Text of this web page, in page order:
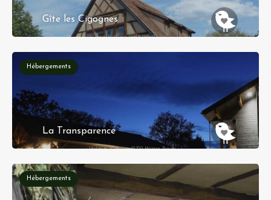
Gîte les Cigognes
9 Chemin Hagelweg, 67330 Neuwiller-lès-
Hébergements
La Transparence
18 chemin de Fénérou, 63230 Mazaye, Puy-de-
Hébergements